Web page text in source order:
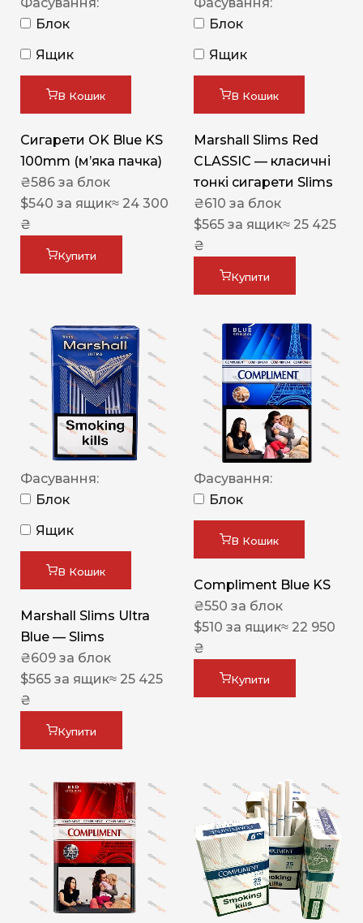
Фасування:
Блок
Ящик
В Кошик
Сигарети OK Blue KS
100mm (м’яка пачка)
₴586 за блок
$540 за ящик≈ 24 300
₴
Купити
Фасування:
Блок
Ящик
В Кошик
Marshall Slims Red
CLASSIC — класичні
тонкі сигарети Slims
₴610 за блок
$565 за ящик≈ 25 425
₴
Купити
Фасування:
Блок
Ящик
В Кошик
Marshall Slims Ultra
Blue — Slims
₴609 за блок
$565 за ящик≈ 25 425
₴
Купити
Фасування:
Блок
В Кошик
Compliment Blue KS
₴550 за блок
$510 за ящик≈ 22 950
₴
Купити